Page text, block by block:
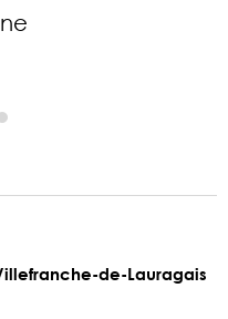
de-Lauragais